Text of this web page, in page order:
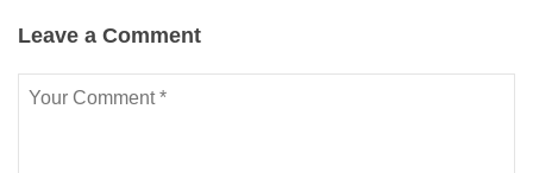
Leave a Comment